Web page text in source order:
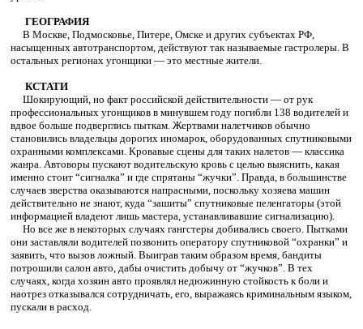
ГЕОГРАФИЯ
В Москве, Подмосковье, Питере, Омске и других субъектах РФ,
насыщенных автотранспортом, действуют так называемые гастролеры. В
остальных регионах угонщики — это местные жители.
КСТАТИ
Шокирующий, но факт российской действительности — от рук
профессиональных угонщиков в минувшем году погибли 138 водителей и
вдвое больше подверглись пыткам. Жертвами налетчиков обычно
становились владельцы дорогих иномарок, оборудованных спутниковыми
охранными комплексами. Кровавые сцены для таких налетов — классика
жанра. Автоворы пускают водительскую кровь с целью выяснить, какая
именно стоит “сигналка” и где спрятаны “жучки”. Правда, в большинстве
случаев зверства оказываются напрасными, поскольку хозяева машин
действительно не знают, куда “зашиты” спутниковые пеленгаторы (этой
информацией владеют лишь мастера, устанавливавшие сигнализацию).
Но все же в некоторых случаях гангстеры добивались своего. Пытками
они заставляли водителей позвонить оператору спутниковой “охранки” и
заявить, что вызов ложный. Выиграв таким образом время, бандиты
потрошили салон авто, дабы очистить добычу от “жучков”. В тех
случаях, когда хозяин авто проявлял недюжинную стойкость к боли и
наотрез отказывался сотрудничать, его, выражаясь криминальным языком,
пускали в расход.